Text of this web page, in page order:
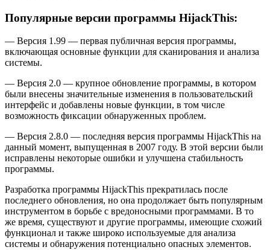
Популярные версии программы HijackThis:
— Версия 1.99 — первая публичная версия программы,
включающая основные функции для сканирования и анализа
системы.
— Версия 2.0 — крупное обновление программы, в котором
были внесены значительные изменения в пользовательский
интерфейс и добавлены новые функции, в том числе
возможность фиксации обнаруженных проблем.
— Версия 2.8.0 — последняя версия программы HijackThis на
данный момент, выпущенная в 2007 году. В этой версии были
исправлены некоторые ошибки и улучшена стабильность
программы.
Разработка программы HijackThis прекратилась после
последнего обновления, но она продолжает быть популярным
инструментом в борьбе с вредоносными программами. В то
же время, существуют и другие программы, имеющие схожий
функционал и также широко используемые для анализа
системы и обнаружения потенциально опасных элементов.